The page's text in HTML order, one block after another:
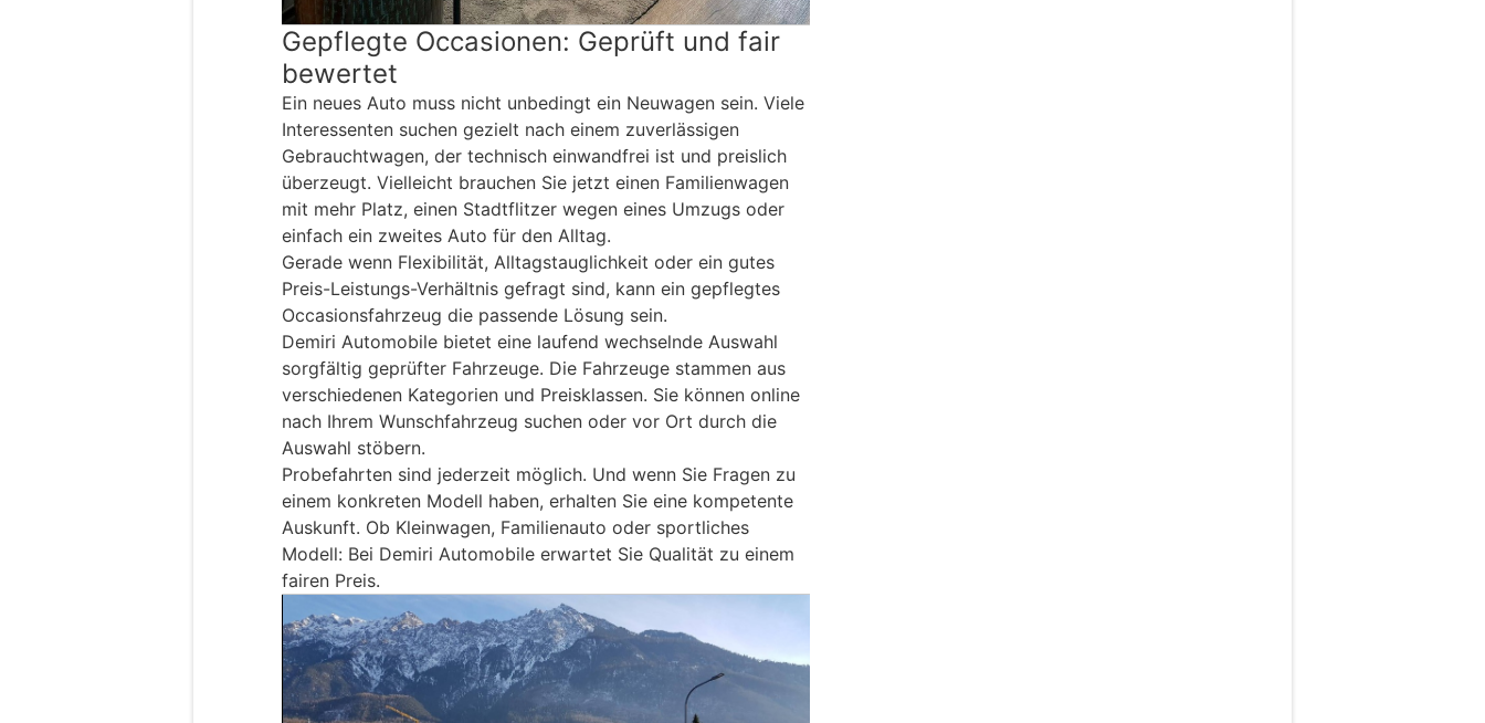
Gepflegte Occasionen: Geprüft und fair
bewertet
Ein neues Auto muss nicht unbedingt ein Neuwagen sein. Viele
Interessenten suchen gezielt nach einem zuverlässigen
Gebrauchtwagen, der technisch einwandfrei ist und preislich
überzeugt. Vielleicht brauchen Sie jetzt einen Familienwagen
mit mehr Platz, einen Stadtflitzer wegen eines Umzugs oder
einfach ein zweites Auto für den Alltag.
Gerade wenn Flexibilität, Alltagstauglichkeit oder ein gutes
Preis-Leistungs-Verhältnis gefragt sind, kann ein gepflegtes
Occasionsfahrzeug die passende Lösung sein.
Demiri Automobile bietet eine laufend wechselnde Auswahl
sorgfältig geprüfter Fahrzeuge. Die Fahrzeuge stammen aus
verschiedenen Kategorien und Preisklassen. Sie können online
nach Ihrem Wunschfahrzeug suchen oder vor Ort durch die
Auswahl stöbern.
Probefahrten sind jederzeit möglich. Und wenn Sie Fragen zu
einem konkreten Modell haben, erhalten Sie eine kompetente
Auskunft. Ob Kleinwagen, Familienauto oder sportliches
Modell: Bei Demiri Automobile erwartet Sie Qualität zu einem
fairen Preis.